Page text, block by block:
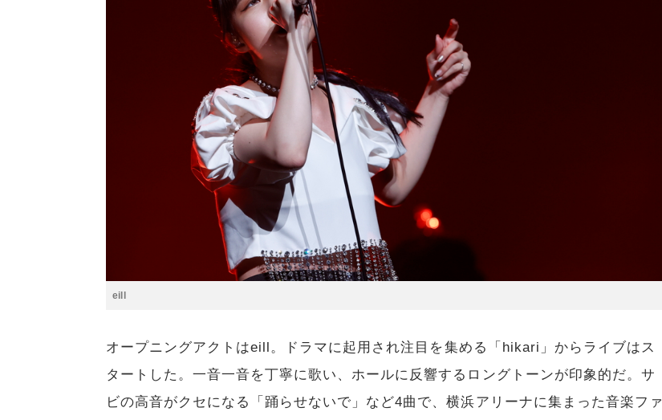
eill
オープニングアクトはeill。ドラマに起用され注目を集める「hikari」からライブはス
タートした。一音一音を丁寧に歌い、ホールに反響するロングトーンが印象的だ。サ
ビの高音がクセになる「踊らせないで」など4曲で、横浜アリーナに集まった音楽ファ